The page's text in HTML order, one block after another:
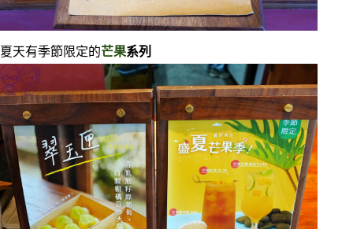
夏天有季節限定的芒果系列